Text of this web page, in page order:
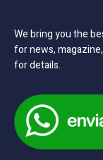
We bring you the
for news,
for details.